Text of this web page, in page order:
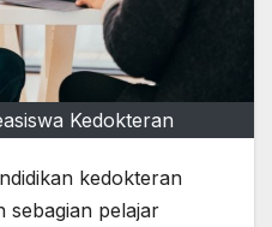
Kedokteran
kedokteran
sebagian pelajar